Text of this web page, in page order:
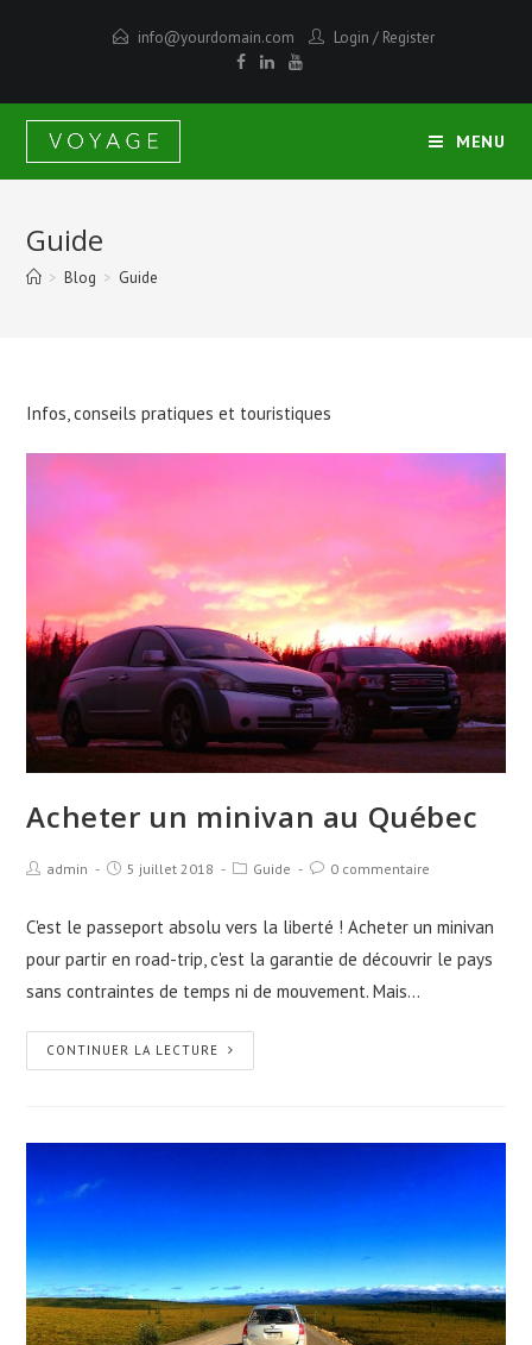
info@yourdomain.com Login / Register
MENU
Guide
> Blog > Guide
Infos, conseils pratiques et touristiques
Acheter un minivan au Québec
admin 5 juillet 2018 Guide 0 commentaire
C'est le passeport absolu vers la liberté ! Acheter un minivan
pour partir en road-trip, c'est la garantie de découvrir le pays
sans contraintes de temps ni de mouvement. Mais…
CONTINUER LA LECTURE